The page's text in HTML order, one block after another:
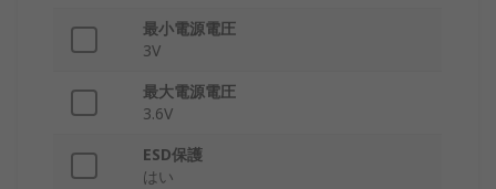
最小電源電圧
3V
最大電源電圧
3.6V
ESD保護
はい